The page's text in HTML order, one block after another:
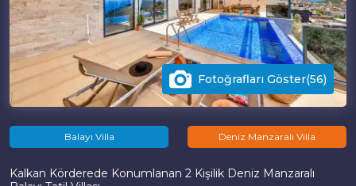
Balayı Villa Deniz Manzaralı Villa
Kalkan Körderede Konumlanan 2 Kişilik Deniz Manzaralı
Fotoğrafları Göster(56)